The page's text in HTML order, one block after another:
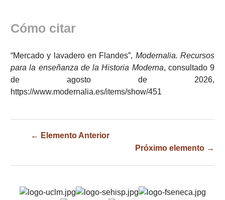
Cómo citar
“Mercado y lavadero en Flandes”, Modernalia. Recursos
para la enseñanza de la Historia Moderna, consultado 9
de agosto de 2026,
https://www.modernalia.es/items/show/451
← Elemento Anterior
Próximo elemento →